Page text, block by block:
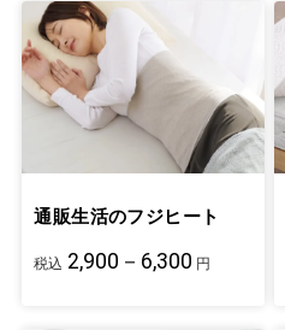
通販生活のフジヒート
税込 2,900－6,300 円